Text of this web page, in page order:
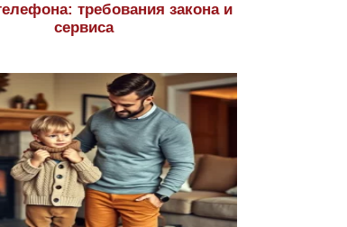
требования закона и
сервиса